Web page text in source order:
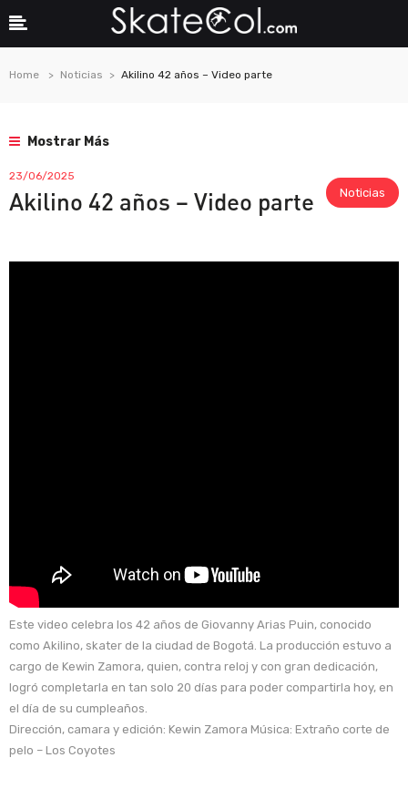
Home Noticias Akilino 42 años – Video parte
Mostrar Más
Noticias
23/06/2025
Akilino 42 años – Video parte
Este video celebra los 42 años de Giovanny Arias Puin, conocido
como Akilino, skater de la ciudad de Bogotá. La producción estuvo a
cargo de Kewin Zamora, quien, contra reloj y con gran dedicación,
logró completarla en tan solo 20 días para poder compartirla hoy, en
el día de su cumpleaños.
Dirección, camara y edición: Kewin Zamora Música: Extraño corte de
pelo – Los Coyotes